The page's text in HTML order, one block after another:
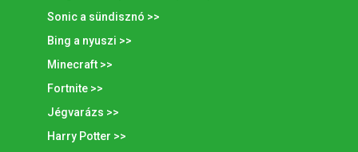
Sonic a sündisznó >>
Bing a nyuszi >>
Minecraft >>
Fortnite >>
Jégvarázs >>
Harry Potter >>